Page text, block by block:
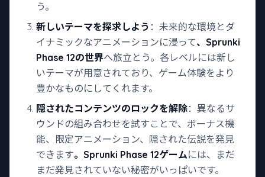
う。
新しいテーマを探求しよう ：未来的な環境とダ
イナミックなアニメーションに浸って、Sprunki
Phase 12の世界へ旅立とう。各レベルには新し
いテーマが用意されており、ゲーム体験をより
豊かなものにしてくれます。
隠されたコンテンツのロックを解除：異なるサ
ウンドの組み合わせを試すことで、ボーナス機
能、限定アニメーション、隠された伝説を発見
できます。Sprunki Phase 12ゲームには、まだ
まだ発見されていない秘密がいっぱいです。